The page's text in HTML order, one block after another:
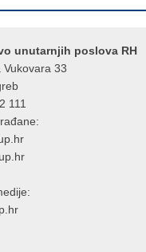
unutarnjih poslova RH
Vukovara 33
111